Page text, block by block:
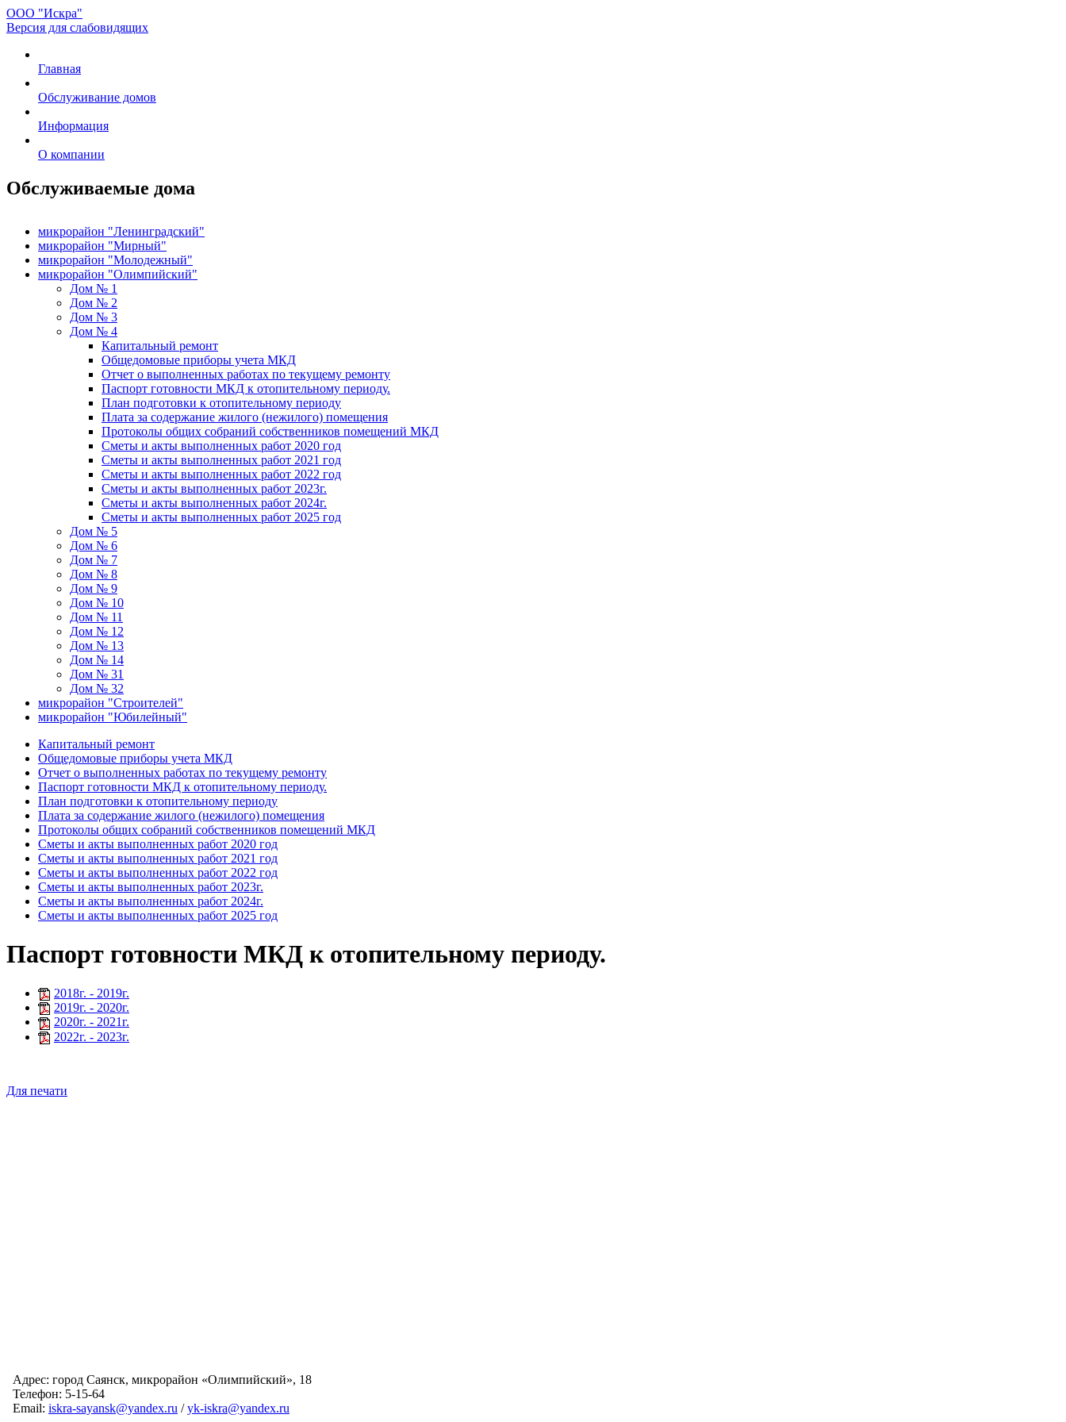
ООО "Искра"
Версия для слабовидящих
Главная
Обслуживание домов
Информация
О компании
Обслуживаемые дома
микрорайон "Ленинградский"
микрорайон "Мирный"
микрорайон "Молодежный"
микрорайон "Олимпийский"
Дом № 1
Дом № 2
Дом № 3
Дом № 4
Капитальный ремонт
Общедомовые приборы учета МКД
Отчет о выполненных работах по текущему ремонту
Паспорт готовности МКД к отопительному периоду.
План подготовки к отопительному периоду
Плата за содержание жилого (нежилого) помещения
Протоколы общих собраний собственников помещений МКД
Сметы и акты выполненных работ 2020 год
Сметы и акты выполненных работ 2021 год
Сметы и акты выполненных работ 2022 год
Сметы и акты выполненных работ 2023г.
Сметы и акты выполненных работ 2024г.
Сметы и акты выполненных работ 2025 год
Дом № 5
Дом № 6
Дом № 7
Дом № 8
Дом № 9
Дом № 10
Дом № 11
Дом № 12
Дом № 13
Дом № 14
Дом № 31
Дом № 32
микрорайон "Строителей"
микрорайон "Юбилейный"
Капитальный ремонт
Общедомовые приборы учета МКД
Отчет о выполненных работах по текущему ремонту
Паспорт готовности МКД к отопительному периоду.
План подготовки к отопительному периоду
Плата за содержание жилого (нежилого) помещения
Протоколы общих собраний собственников помещений МКД
Сметы и акты выполненных работ 2020 год
Сметы и акты выполненных работ 2021 год
Сметы и акты выполненных работ 2022 год
Сметы и акты выполненных работ 2023г.
Сметы и акты выполненных работ 2024г.
Сметы и акты выполненных работ 2025 год
Паспорт готовности МКД к отопительному периоду.
2018г. - 2019г.
2019г. - 2020г.
2020г. - 2021г.
2022г. - 2023г.
Для печати
Адрес: город Саянск, микрорайон «Олимпийский», 18
Телефон: 5-15-64
Email: iskra-sayansk@yandex.ru /yk-iskra@yandex.ru